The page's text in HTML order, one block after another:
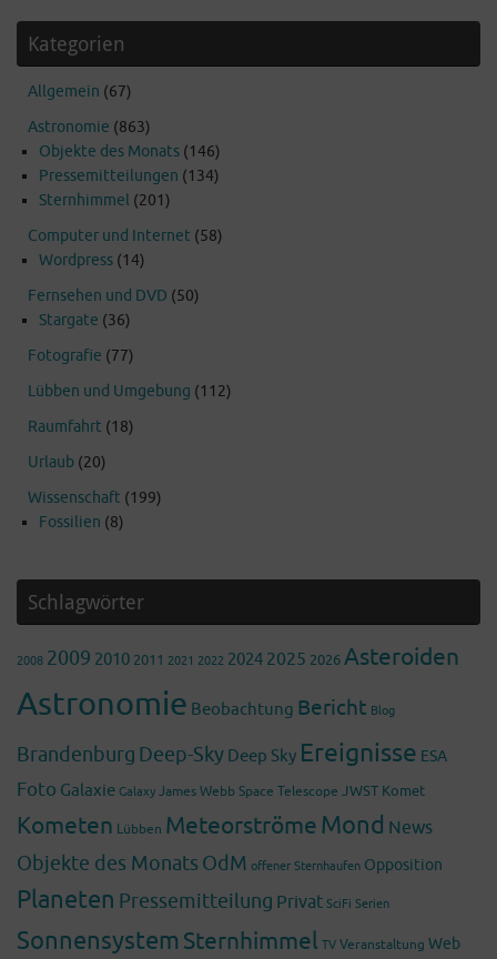
Kategorien
Allgemein (67)
Astronomie (863)
Objekte des Monats (146)
Pressemitteilungen (134)
Sternhimmel (201)
Computer und Internet (58)
Wordpress (14)
Fernsehen und DVD (50)
Stargate (36)
Fotografie (77)
Lübben und Umgebung (112)
Raumfahrt (18)
Urlaub (20)
Wissenschaft (199)
Fossilien (8)
Schlagwörter
2008 2009 2010 2011 2021 2022 2024 2025 2026Asteroiden
Astronomie Beobachtung Bericht Blog
Brandenburg Deep-Sky Deep Sky Ereignisse ESA
Foto Galaxie Galaxy James Webb Space Telescope JWST Komet
Kometen Lübben MeteorströmeMond News
Objekte des Monats OdM offener Sternhaufen Opposition
Planeten Pressemitteilung Privat SciFi Serien
Sonnensystem Sternhimmel TV Veranstaltung Web